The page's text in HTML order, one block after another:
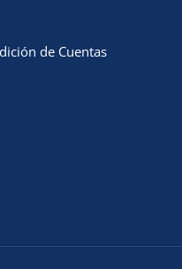
de Cuentas